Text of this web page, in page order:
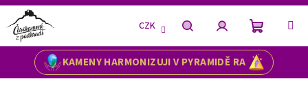
KAMENY HARMONIZUJI V PYRAMIDĚ RA
CZK
HledatPřihlášeníNákupní